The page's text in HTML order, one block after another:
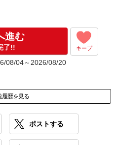
。
進む
了!! キープ
08/04～2026/08/20
履歴を見る
ポストする